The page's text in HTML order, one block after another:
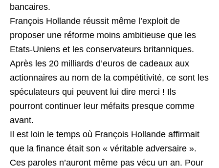
bancaires.
François Hollande réussit même l’exploit de
proposer une réforme moins ambitieuse que les
Etats-Uniens et les conservateurs britanniques.
Après les 20 milliards d’euros de cadeaux aux
actionnaires au nom de la compétitivité, ce sont les
spéculateurs qui peuvent lui dire merci ! Ils
pourront continuer leur méfaits presque comme
avant.
Il est loin le temps où François Hollande affirmait
que la finance était son « véritable adversaire ».
Ces paroles n’auront même pas vécu un an. Pour